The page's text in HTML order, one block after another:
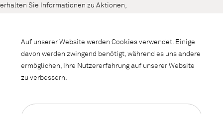
erhalten Sie Informationen zu Aktionen,
Auf unserer Website werden Cookies verwendet. Einige
davon werden zwingend benötigt, während es uns andere
ermöglichen, Ihre Nutzererfahrung auf unserer Website
zu verbessern.